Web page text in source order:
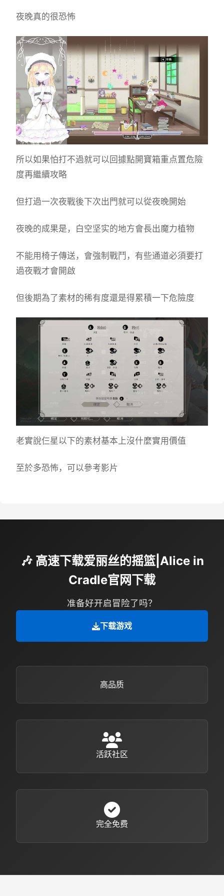
夜晚真的很恐怖
所以如果怕打不過就可以回據點開寶箱重点置危險
度再繼續攻略
但打過一次夜戰後下次出門就可以從夜晚開始
夜晚的成果是，白空坚实的地方會長出魔力植物
不能用椅子傳送，會強制戰鬥，有些通道必須要打
過夜戰才會開啟
但後期為了素材的稀有度還是得累積一下危險度
老實說仨星以下的素材基本上沒什麼實用價值
至於多恐怖，可以參考影片
🎶 高速下载爱丽丝的摇篮|Alice in
Cradle官网下载
准备好开启冒险了吗？
下载游戏
高品质
活跃社区
完全免费